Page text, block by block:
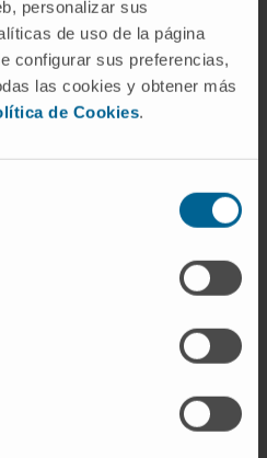
personalizar sus
de uso de la página
configurar sus preferencias,
las cookies y obtener más
de Cookies.
a cerca de 2.000
y Madrid.